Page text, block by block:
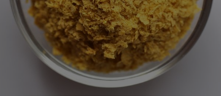
NAPOJE
SAŁATKI
MAKARONY
DOMOWE PRZYJĘCIE
GRILL
KUCHNIA CHIŃSKA
KUCHNIA TAJSKA
KUCHNIA GRECKA
ZAKUPY
SPRZĘT KUCHENNY
FIT PRZEPISY
WEGE
WEGAN
PODRÓŻE KULINARNE
HISTORIE KULINARNE
FELIETONY KULINARNE
NASZE SERWISY
SERWISY LOKALNE
BIAŁYSTOK
WYBORCZA.PL